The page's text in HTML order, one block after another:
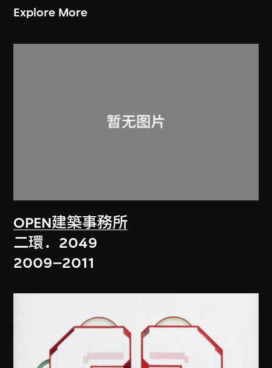
Explore More
OPEN建築事務所
二環．2049
2009–2011